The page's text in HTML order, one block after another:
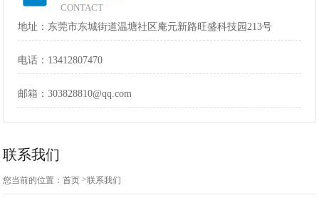
CONTACT
地址：东莞市东城街道温塘社区庵元新路旺盛科技园213号
电话： 13412807470
邮箱：303828810@qq.com
联系我们
您当前的位置：首页 >联系我们